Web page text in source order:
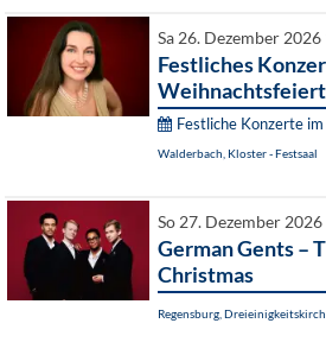
Sa 26. Dezember
Festliches
Festliche Konzerte
Walderbach, Kloster - Festsaal
So 27. Dezember
German Gents –
Christmas
Regensburg,